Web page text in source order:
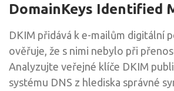
DomainKeys Identified
DKIM přidává k e-mailům digitální
ověřuje, že s nimi nebylo při
Analyzujte veřejné klíče DKIM
systému DNS z hlediska správné